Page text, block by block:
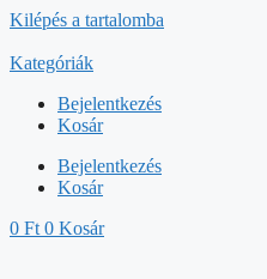
Kilépés a tartalomba
Kategóriák
Bejelentkezés
Kosár
Bejelentkezés
Kosár
0 Ft 0 Kosár